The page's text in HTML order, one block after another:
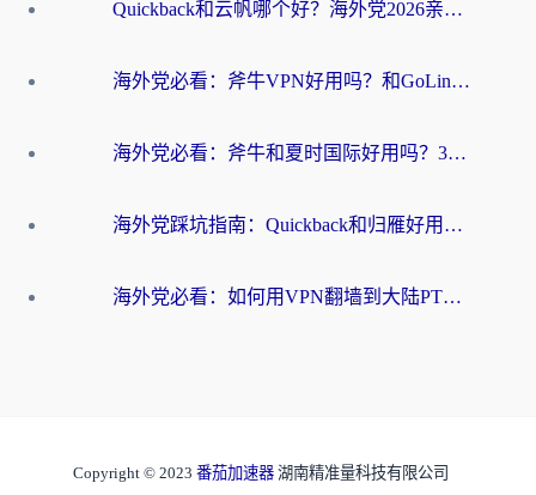
Quickback和云帆哪个好？海外党2026亲测指南：选对加速器大陆工具，无缝刷国内剧玩国服
海外党必看：斧牛VPN好用吗？和GoLinkVPN对比哪个回国效果更好？
海外党必看：斧牛和夏时国际好用吗？3步选对回国加速器，无缝刷国内资源
海外党踩坑指南：Quickback和归雁好用吗？选对加速器才能无缝刷国内资源
海外党必看：如何用VPN翻墙到大陆PTT？一篇解决你所有回国加速痛点
Copyright © 2023 番茄加速器 湖南精准量科技有限公司